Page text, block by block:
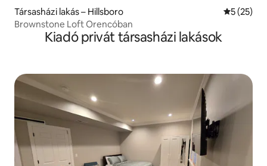
Társasházi lakás – Hillsboro Átlagos
5 (25)
Brownstone Loft Orencóban
Kiadó privát társasházi lakások